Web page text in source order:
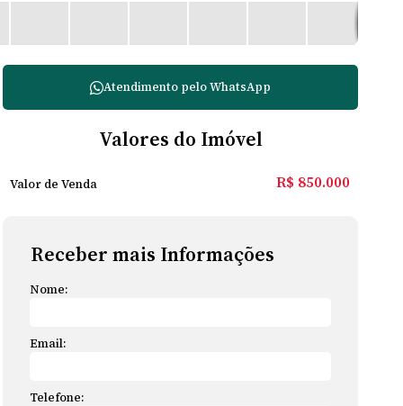
Atendimento peloWhatsApp
Valores do Imóvel
R$ 850.000
Valor de Venda
Receber mais Informações
Nome:
Email:
Telefone: